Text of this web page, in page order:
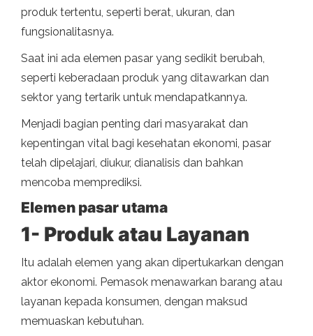
produk tertentu, seperti berat, ukuran, dan
fungsionalitasnya.
Saat ini ada elemen pasar yang sedikit berubah,
seperti keberadaan produk yang ditawarkan dan
sektor yang tertarik untuk mendapatkannya.
Menjadi bagian penting dari masyarakat dan
kepentingan vital bagi kesehatan ekonomi, pasar
telah dipelajari, diukur, dianalisis dan bahkan
mencoba memprediksi.
Elemen pasar utama
1- Produk atau Layanan
Itu adalah elemen yang akan dipertukarkan dengan
aktor ekonomi. Pemasok menawarkan barang atau
layanan kepada konsumen, dengan maksud
memuaskan kebutuhan.